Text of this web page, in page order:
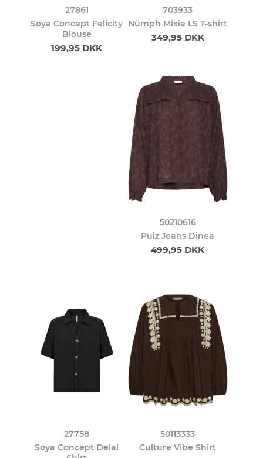
27861
Soya Concept Felicity
Blouse
199,95 DKK
703933
Nümph Mixie LS T-shirt
349,95 DKK
50210616
Pulz Jeans Dinea
499,95 DKK
27758
Soya Concept Delal
50113333
Culture Vibe Shirt